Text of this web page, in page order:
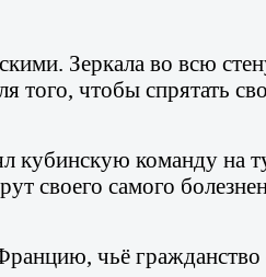
Зеркала во всю
того, чтобы спрятать
кубинскую команду
своего самого
чьё